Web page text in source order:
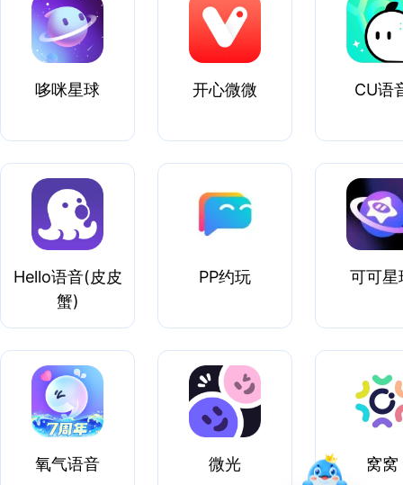
哆咪星球 开心微微 CU语
Hello语音(皮皮
蟹)
PP约玩 可可星
氧气语音 微光 窝窝